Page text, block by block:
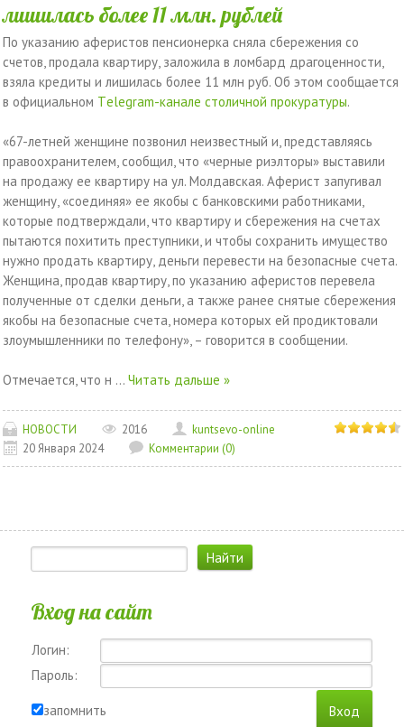
лишилась более 11 млн. рублей
По указанию аферистов пенсионерка сняла сбережения со
счетов, продала квартиру, заложила в ломбард драгоценности,
взяла кредиты и лишилась более 11 млн руб. Об этом сообщается
в официальном Тelegram-канале столичной прокуратуры.
«67-летней женщине позвонил неизвестный и, представляясь
правоохранителем, сообщил, что «черные риэлторы» выставили
на продажу ее квартиру на ул. Молдавская. Аферист запугивал
женщину, «соединяя» ее якобы с банковскими работниками,
которые подтверждали, что квартиру и сбережения на счетах
пытаются похитить преступники, и чтобы сохранить имущество
нужно продать квартиру, деньги перевести на безопасные счета.
Женщина, продав квартиру, по указанию аферистов перевела
полученные от сделки деньги, а также ранее снятые сбережения
якобы на безопасные счета, номера которых ей продиктовали
злоумышленники по телефону», – говорится в сообщении.
Отмечается, что н ... Читать дальше »
НОВОСТИ 2016
kuntsevo-online
20 Января 2024
Комментарии (0)
Вход на сайт
Логин:
Пароль:
запомнить